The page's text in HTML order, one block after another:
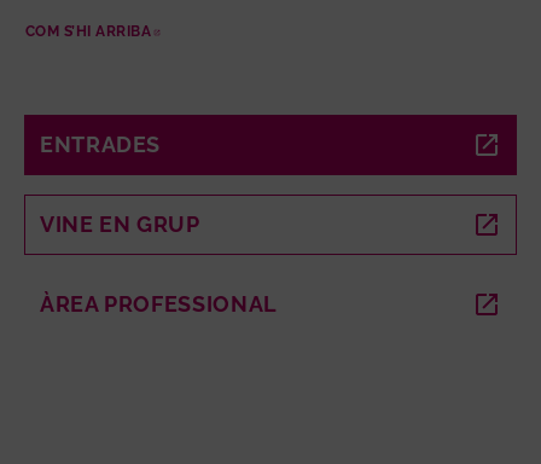
COM S’HI ARRIBA
ENTRADES
VINE EN GRUP
ÀREA PROFESSIONAL ABRE EN NUEVA VENTANA